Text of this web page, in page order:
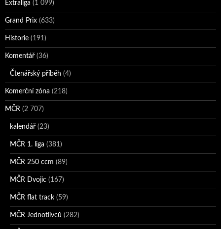
Extraliga (1 099)
Grand Prix (633)
Historie (191)
Komentář (36)
Čtenářský příběh (4)
Komerční zóna (218)
MČR (2 707)
kalendář (23)
MČR 1. liga (381)
MČR 250 ccm (89)
MČR Dvojic (167)
MČR flat track (59)
MČR Jednotlivců (282)